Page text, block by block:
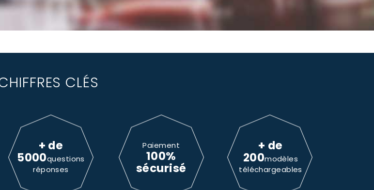
CLÉS
+ de
5000questions
réponses
Paiement
100%
sécurisé
+ de
200modèles
téléchargeables